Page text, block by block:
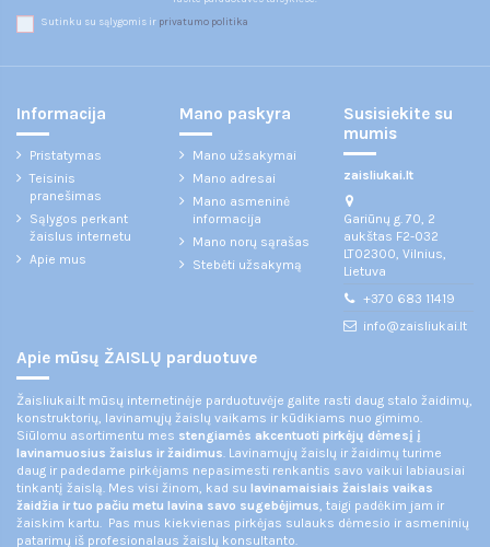
Sutinku su sąlygomis ir privatumo politika
Informacija
Pristatymas
Teisinis
pranešimas
Sąlygos perkant
žaislus internetu
Apie mus
Mano paskyra
Mano užsakymai
Mano adresai
Mano asmeninė
informacija
Mano norų sąrašas
Stebėti užsakymą
Susisiekite su
mumis
zaisliukai.lt
Gariūnų g. 70, 2
aukštas F2-032
LT02300, Vilnius,
Lietuva
+370 683 11419
info@zaisliukai.lt
Apie mūsų ŽAISLŲ parduotuve
Žaisliukai.lt mūsų internetinėje parduotuvėje galite rasti daug stalo žaidimų,
konstruktorių, lavinamųjų žaislų vaikams ir kūdikiams nuo gimimo.
Siūlomu asortimentu mes stengiamės akcentuoti pirkėjų dėmesį į
lavinamuosius žaislus ir žaidimus . Lavinamųjų žaislų ir žaidimų turime
daug ir padedame pirkėjams nepasimesti renkantis savo vaikui labiausiai
tinkantį žaislą. Mes visi žinom, kad su lavinamaisiais žaislais vaikas
žaidžia ir tuo pačiu metu lavina savo sugebėjimus , taigi padėkim jam ir
žaiskim kartu. Pas mus kiekvienas pirkėjas sulauks dėmesio ir asmeninių
patarimų iš profesionalaus žaislų konsultanto.